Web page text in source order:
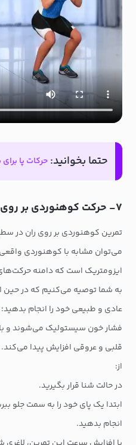
حتما بخوانید: حرکات پا برای
۷- حرکت کوهنوردی بر روی ران (پیشرفته)
تمرین کوهنوردی بر روی ران در
می‌توان مشابه با کوهنوردی
ایزومتریک است که دامنه
به شما توصیه می‌کنیم که در حین
عادی و طبیعی خود را انجام بدهید؛
فشار خون سیستولیک می‌شوند و
قلبی و عروقی افزایش پیدا می‌کند.
از:
در حالت شنا قرار بگیرید.
ابتدا یک پای خود را به سمت جلو
انجام بدهید.